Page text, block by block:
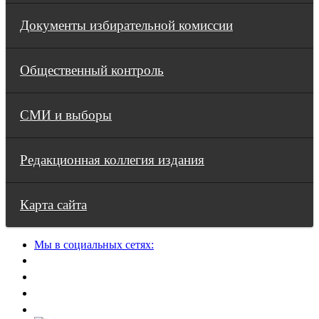
Документы избирательной комиссии
Общественный контроль
СМИ и выборы
Редакционная коллегия издания
Карта сайта
Мы в социальных сетях: